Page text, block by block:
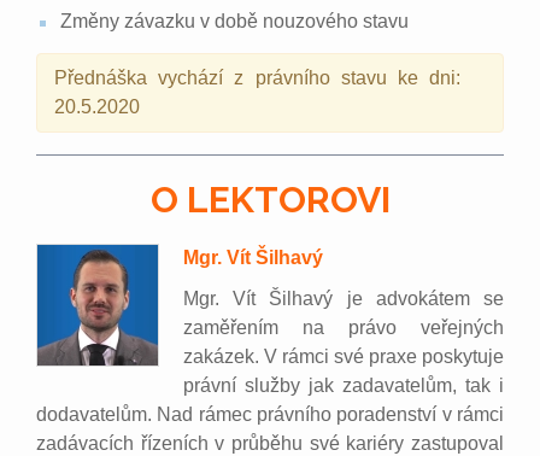
Změny závazku v době nouzového stavu
Přednáška vychází z právního stavu ke dni:
20.5.2020
O LEKTOROVI
Mgr. Vít Šilhavý
Mgr. Vít Šilhavý je advokátem se
zaměřením na právo veřejných
zakázek. V rámci své praxe poskytuje
právní služby jak zadavatelům, tak i
dodavatelům. Nad rámec právního poradenství v rámci
zadávacích řízeních v průběhu své kariéry zastupoval